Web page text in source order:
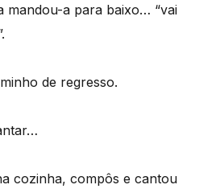
mandou-a para baixo… “vai
de regresso.
cozinha, compôs e cantou